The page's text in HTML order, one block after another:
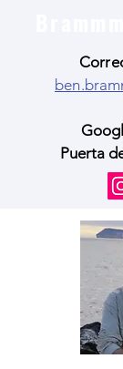
Puerta